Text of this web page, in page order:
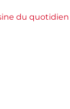
du quotidien